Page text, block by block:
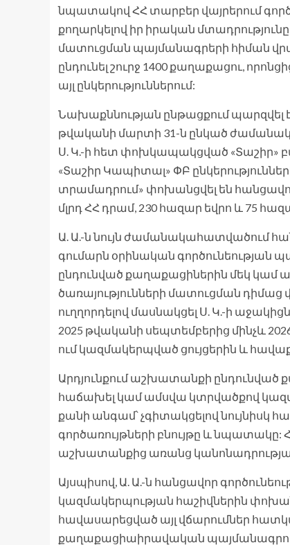
նպատակով ՀՀ տարբեր վայրերում
քողարկելով իր իրական
մատուցման պայմանագրերի հիման
ընդունել շուրջ 1400 քաղաքացու,
այլ ընկերություններում:
Նախաքննության ընթացքում պարզվել
թվականի մարտի 31-ն ընկած
Ս. Կ.-ի հետ փոխկապակցված «Տաշիր»
«Տաշիր Կապիտալ» ՓԲ
տրամադրում» փոխանցվել են հանցավոր
մլրդ ՀՀ դրամ, 230 հազար եվրո և 75
Ա. Ա.-ն նույն ժամանակահատվածում
գումարն օրինական
ընդունված քաղաքացիներին մեկ կամ
ծառայությունների մատուցման դիմաց
ուղղորդելով մասնակցել Ս. Կ.-ի
2025 թվականի սեպտեմբերից մինչև
ում կազմակերպված ցույցերին և
Արդյունքում աշխատանքի
հաճախել կամ ամսվա կտրվածքով
քանի անգամ՝ չգիտակցելով նույնիսկ
գործառույթների բնույթը և
աշխատանքից առանց
Այսպիսով, Ա. Ա.-ն հանցավոր
կազմակերպության հաշիվներին
հավասարեցված այլ վճարումներ
քաղաքացիաիրավական պայմանագրով